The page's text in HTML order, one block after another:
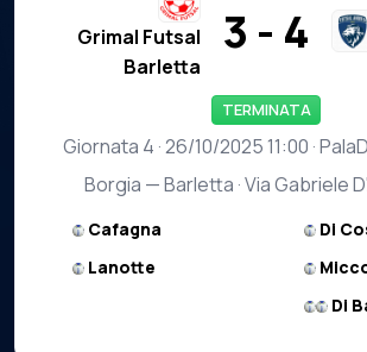
Grimal Futsal
Barletta
3 - 4
TERMINATA
Giornata 4 · 26/10/2025 11:00 ·
Borgia — Barletta · Via Gabriele
Cafagna
Lanotte
Di
Di